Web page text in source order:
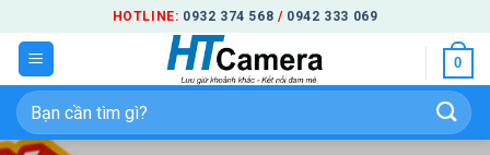
qua
nội
dung
HOTLINE: 0932 374 568 / 0942 333 069
0
Tìm
kiếm: